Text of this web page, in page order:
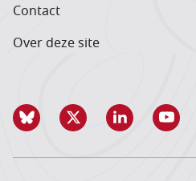
Contact
Over deze site